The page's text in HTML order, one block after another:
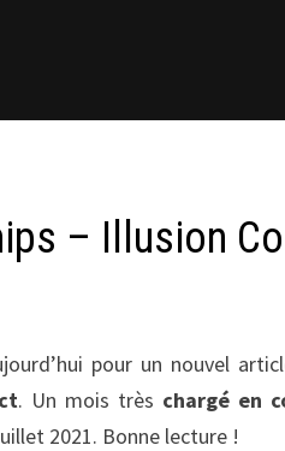
– Illusion
pour un nouvel
. Un mois très chargé en
2021. Bonne lecture !